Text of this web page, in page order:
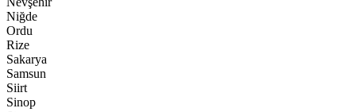
Niğde
Ordu
Rize
Sakarya
Samsun
Siirt
Sinop